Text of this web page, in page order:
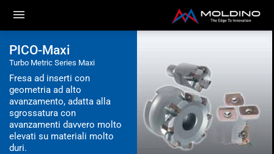
PICO-Maxi
Turbo Metric Series Maxi
Fresa ad inserti con
geometria ad alto
avanzamento, adatta alla
sgrossatura con
avanzamenti davvero molto
elevati su materiali molto
duri.